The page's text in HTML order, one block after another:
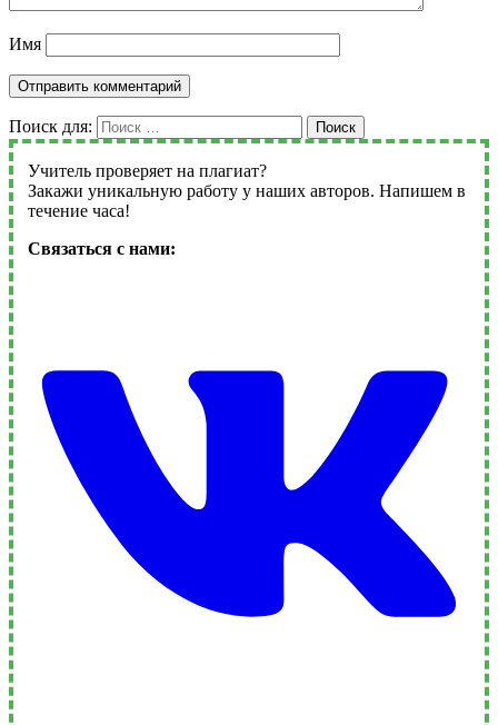
Имя
Поиск для: Поиск
Учитель проверяет на плагиат?
Закажи уникальную работу у наших авторов. Напишем в
течение часа!
Связаться с нами: